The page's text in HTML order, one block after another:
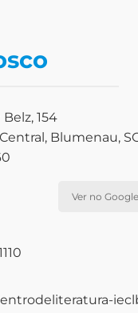
154
Blumenau,
Ver no